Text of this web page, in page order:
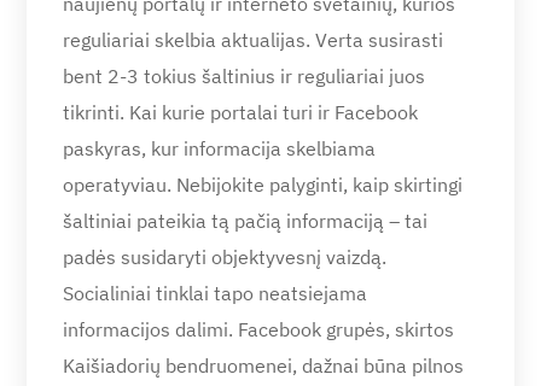
reguliariai skelbia aktualijas. Verta susirasti
bent 2-3 tokius šaltinius ir reguliariai juos
tikrinti. Kai kurie portalai turi ir Facebook
paskyras, kur informacija skelbiama
operatyviau. Nebijokite palyginti, kaip skirtingi
šaltiniai pateikia tą pačią informaciją – tai
padės susidaryti objektyvesnį vaizdą.
Socialiniai tinklai tapo neatsiejama
informacijos dalimi. Facebook grupės, skirtos
Kaišiadorių bendruomenei, dažnai būna pilnos